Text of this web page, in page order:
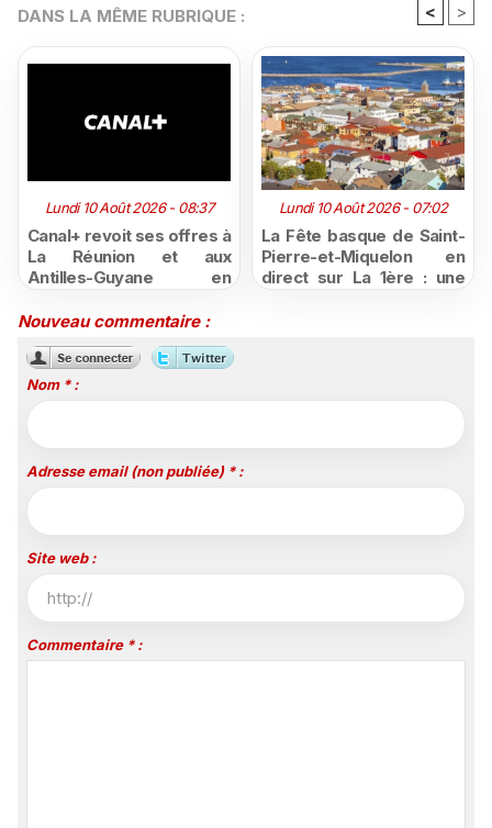
DANS LA MÊME RUBRIQUE : < >
Lundi 10 Août 2026 - 08:37
Canal+ revoit ses offres à
La Réunion et aux
Antilles-Guyane en
fibre et contenus
Lundi 10 Août 2026 - 07:02
La Fête basque de Saint-
Pierre-et-Miquelon en
direct sur La 1ère : une
Nouveau commentaire :
Nom * :
Adresse email (non publiée) * :
Site web :
Commentaire * :